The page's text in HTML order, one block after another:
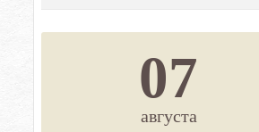
07
августа